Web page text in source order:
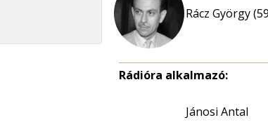
Rácz György
Rádióra alkalmazó:
Jánosi Antal